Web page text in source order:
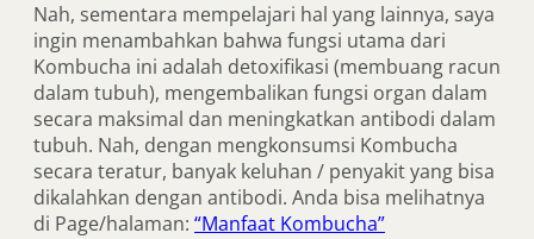
Nah, sementara mempelajari hal yang lainnya, saya
ingin menambahkan bahwa fungsi utama dari
Kombucha ini adalah detoxifikasi (membuang racun
dalam tubuh), mengembalikan fungsi organ dalam
secara maksimal dan meningkatkan antibodi dalam
tubuh. Nah, dengan mengkonsumsi Kombucha
secara teratur, banyak keluhan / penyakit yang bisa
dikalahkan dengan antibodi. Anda bisa melihatnya
di Page/halaman: “Manfaat Kombucha”